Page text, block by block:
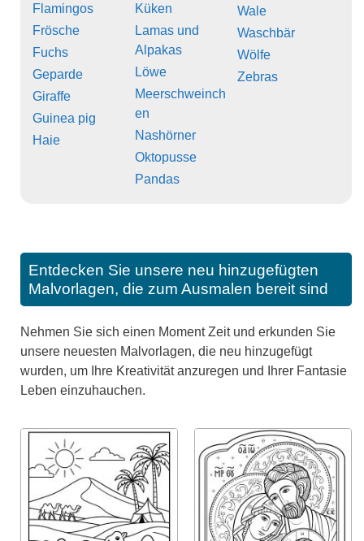
Flamingos
Frösche
Fuchs
Geparde
Giraffe
Guinea pig
Haie
Küken
Lamas und
Alpakas
Löwe
Meerschweinch
en
Nashörner
Oktopusse
Pandas
Wale
Waschbär
Wölfe
Zebras
Entdecken Sie unsere neu hinzugefügten
Malvorlagen, die zum Ausmalen bereit sind
Nehmen Sie sich einen Moment Zeit und erkunden Sie
unsere neuesten Malvorlagen, die neu hinzugefügt
wurden, um Ihre Kreativität anzuregen und Ihrer Fantasie
Leben einzuhauchen.